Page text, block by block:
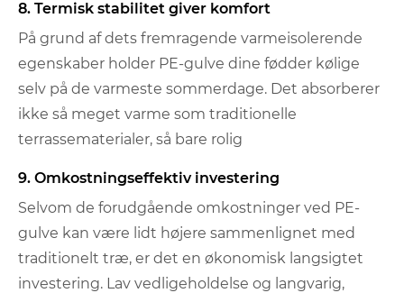
8. Termisk stabilitet giver komfort
På grund af dets fremragende varmeisolerende
egenskaber holder PE-gulve dine fødder kølige
selv på de varmeste sommerdage. Det absorberer
ikke så meget varme som traditionelle
terrassematerialer, så bare rolig
9. Omkostningseffektiv investering
Selvom de forudgående omkostninger ved PE-
gulve kan være lidt højere sammenlignet med
traditionelt træ, er det en økonomisk langsigtet
investering. Lav vedligeholdelse og langvarig,